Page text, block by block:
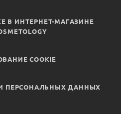
В ИНТЕРНЕТ-МАГАЗИНЕ
COOKIE
ПЕРСОНАЛЬНЫХ ДАННЫХ